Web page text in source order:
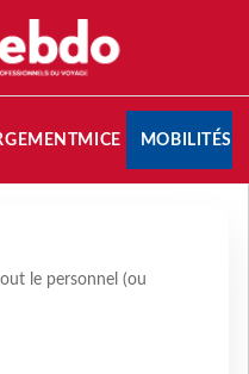
MICE MOBILITÉS
le personnel (ou